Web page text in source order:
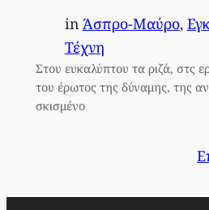
in Άσπρο-Μαύρο,
Τέχνη
Στου ευκαλύπτου τα ριζά, στς
του έρωτος της δύναμης, της
σκισμένο